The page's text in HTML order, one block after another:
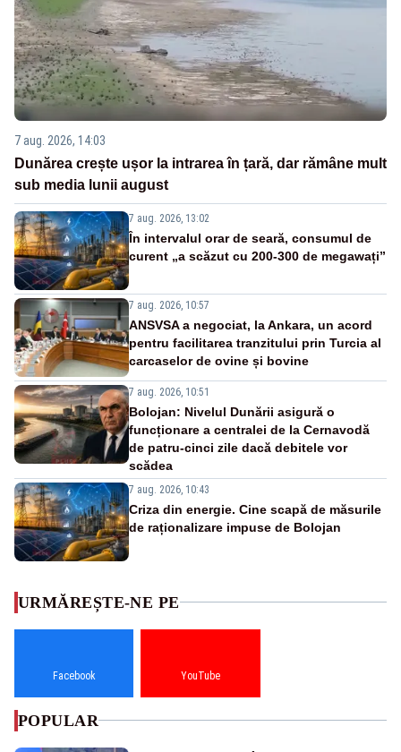
7 aug. 2026, 14:03
Dunărea crește ușor la intrarea în țară, dar rămâne mult
sub media lunii august
7 aug. 2026, 13:02
În intervalul orar de seară, consumul de
curent „a scăzut cu 200-300 de megawați”
7 aug. 2026, 10:57
ANSVSA a negociat, la Ankara, un acord
pentru facilitarea tranzitului prin Turcia al
carcaselor de ovine și bovine
7 aug. 2026, 10:51
Bolojan: Nivelul Dunării asigură o
funcționare a centralei de la Cernavodă
de patru-cinci zile dacă debitele vor
scădea
7 aug. 2026, 10:43
Criza din energie. Cine scapă de măsurile
de raționalizare impuse de Bolojan
URMĂREȘTE-NE PE
Facebook YouTube
POPULAR